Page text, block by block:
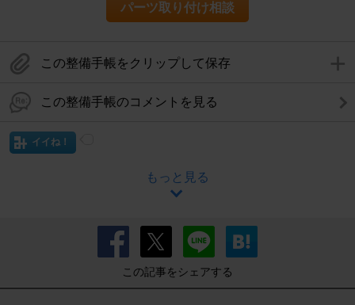
パーツ取り付け相談
この整備手帳をクリップして保存
この整備手帳のコメントを見る
イイね！
もっと見る
この記事をシェアする